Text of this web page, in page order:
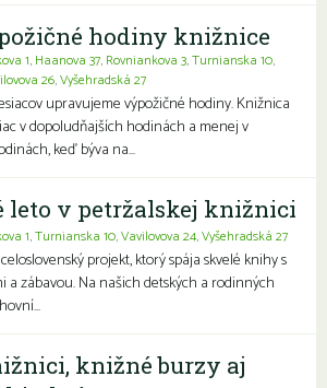
hodiny knižnice
1, Haanova 37, Rovniankova 3,Turnianska 10,
26,Vyšehradská 27
upravujeme výpožičné hodiny. Knižnica
v dopoludňajších hodinách a menej v
keď býva na...
leto v petržalskej knižnici
1,Turnianska 10,Vavilovova 24,Vyšehradská 27
projekt, ktorý spája skvelé knihy s
a zábavou. Na našich detských a rodinných
knižné burzy aj